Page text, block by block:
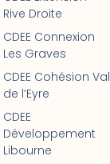
Rive Droite
CDEE Connexion
Les Graves
CDEE Cohésion Val
de l’Eyre
CDEE
Développement
Libourne